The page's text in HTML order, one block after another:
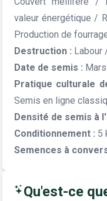
valeur énergétique /
Production de
Destruction : Labour
Date de semis :
Pratique culturale
Semis en ligne
Densité de semis à
Conditionnement : 5
Semences à
Qu'est-ce